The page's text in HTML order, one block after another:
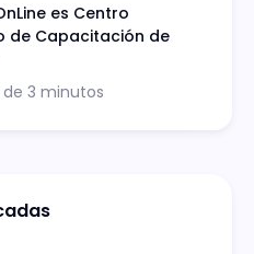
es Centro
de Capacitación de
3 minutos